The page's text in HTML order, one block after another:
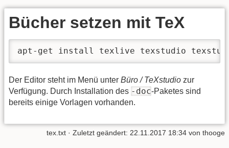
Bücher setzen mit TeX
apt-get install texlive texstudio
Der Editor steht im Menü unter Büro / TeXstudio zur
Verfügung. Durch Installation des -doc-Paketes sind
bereits einige Vorlagen vorhanden.
tex.txt · Zuletzt geändert: 22.11.2017 18:34 von thooge